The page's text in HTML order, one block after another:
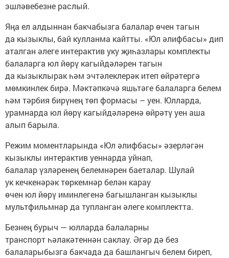
эшләвебезне раслый.
Яңа ел алдыннан бакчабызга балалар өчен тагын
да кызыклы, бай кулланма кайтты. «Юл әлифбасы» дип
аталган әлеге интерактив уку җиһазлары комплекты
балаларга юл йөрү кагыйдәләрен тагын
да кызыклырак һәм эчтәлеклерәк итеп өйрәтергә
мөмкинлек бирә. Мәктәпкәчә яшьтәге балаларга белем
һәм тәрбия бирүнең төп формасы – уен. Юлларда,
урамнарда юл йөрү кагыйдәләренә өйрәтү уен аша
алып барыла.
Режим моментларында «Юл әлифбасы» әзерләгән
кызыклы интерактив уеннарда уйнап,
балалар үзләренең белемнәрен баеталар. Шулай
ук кечкенәрәк төркемнәр белән карау
өчен юл йөрү иминлегенә багышланган кызыклы
мультфильмнар да тупланган әлеге комплектта.
Безнең бурыч — юлларда балаларны
транспорт һәлакәтеннән саклау. Әгәр дә без
балаларыбызга бакчада да башлангыч белем биреп,